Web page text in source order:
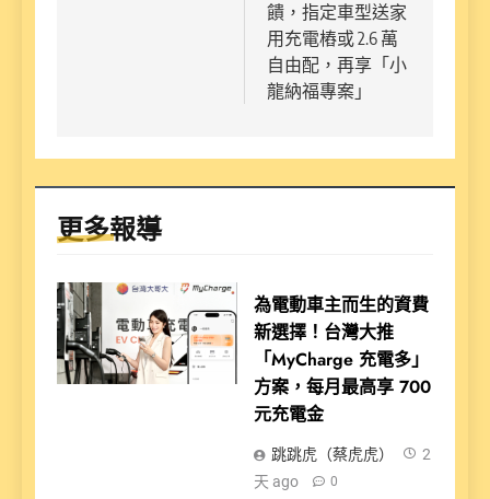
饋，指定車型送家
用充電樁或 2.6 萬
自由配，再享「小
龍納福專案」
更多報導
為電動車主而生的資費
新選擇！台灣大推
「MyCharge 充電多」
方案，每月最高享 700
元充電金
跳跳虎（蔡虎虎）
2
天 ago
0